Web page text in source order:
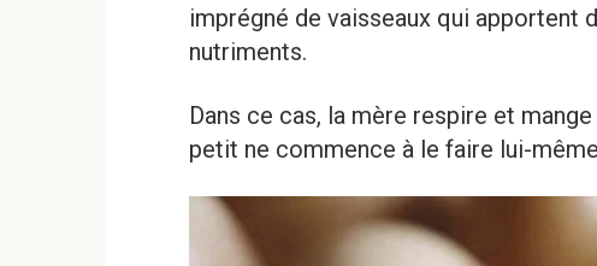
imprégné de vaisseaux qui apportent
nutriments.
Dans ce cas, la mère respire et
petit ne commence à le faire lui-